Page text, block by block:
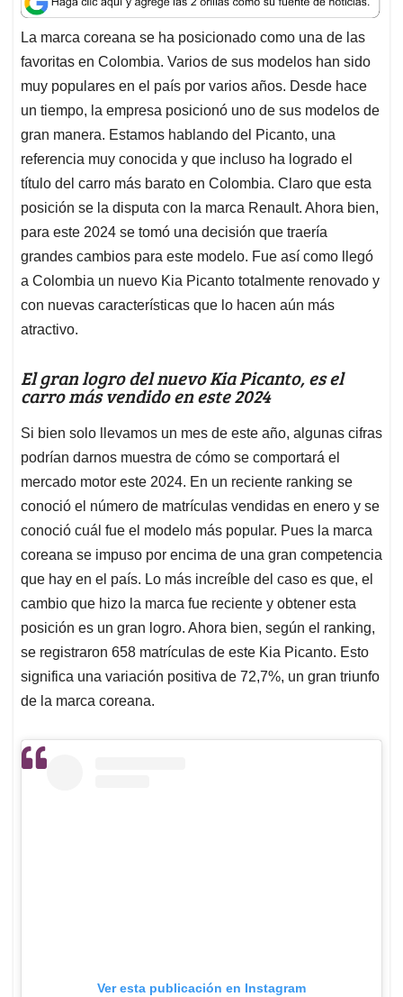
t
s
A
p
p
e
b
o
o
k
k
e
d
I
n
i
l
e
a
d
s
La marca coreana se ha posicionado como una de las
favoritas en Colombia. Varios de sus modelos han sido
muy populares en el país por varios años. Desde hace
un tiempo, la empresa posicionó uno de sus modelos de
gran manera. Estamos hablando del Picanto, una
referencia muy conocida y que incluso ha logrado el
título del carro más barato en Colombia. Claro que esta
posición se la disputa con la marca Renault. Ahora bien,
para este 2024 se tomó una decisión que traería
grandes cambios para este modelo. Fue así como llegó
a Colombia un nuevo Kia Picanto totalmente renovado y
con nuevas características que lo hacen aún más
atractivo.
El gran logro del nuevo Kia Picanto, es el
carro más vendido en este 2024
Si bien solo llevamos un mes de este año, algunas cifras
podrían darnos muestra de cómo se comportará el
mercado motor este 2024. En un reciente ranking se
conoció el número de matrículas vendidas en enero y se
conoció cuál fue el modelo más popular. Pues la marca
coreana se impuso por encima de una gran competencia
que hay en el país. Lo más increíble del caso es que, el
cambio que hizo la marca fue reciente y obtener esta
posición es un gran logro. Ahora bien, según el ranking,
se registraron 658 matrículas de este Kia Picanto. Esto
significa una variación positiva de 72,7%, un gran triunfo
de la marca coreana.
Ver esta publicación en Instagram